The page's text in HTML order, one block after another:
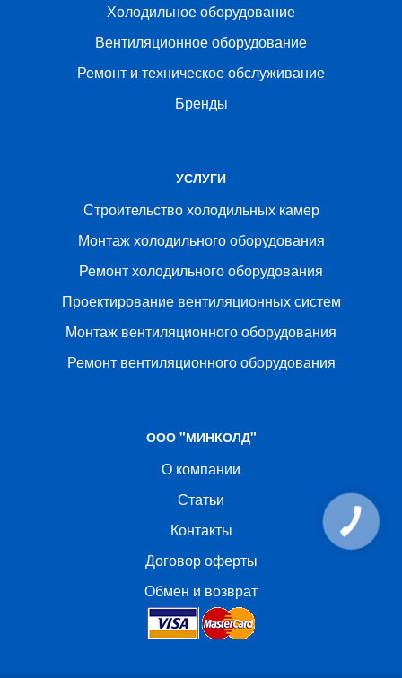
Холодильное оборудование
Вентиляционное оборудование
Ремонт и техническое обслуживание
Бренды
УСЛУГИ
Строительство холодильных камер
Монтаж холодильного оборудования
Ремонт холодильного оборудования
Проектирование вентиляционных систем
Монтаж вентиляционного оборудования
Ремонт вентиляционного оборудования
ООО "МИНКОЛД"
О компании
Статьи
Контакты
Договор оферты
Обмен и возврат
КНОПКА
СВЯЗИ